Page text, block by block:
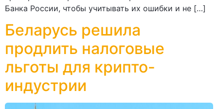
Банка России, чтобы учитывать их ошибки и не […]
Беларусь решила
продлить налоговые
льготы для крипто-
индустрии